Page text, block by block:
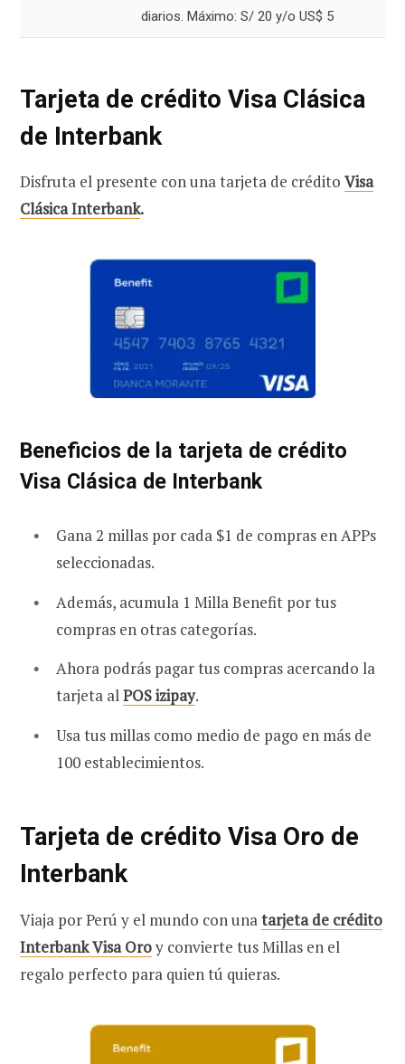
diarios. Máximo: S/ 20 y/o US$ 5
Tarjeta de crédito Visa Clásica
de Interbank
Disfruta el presente con una tarjeta de crédito Visa
Clásica Interbank.
Beneficios de la tarjeta de crédito
Visa Clásica de Interbank
Gana 2 millas por cada $1 de compras en APPs
seleccionadas.
Además, acumula 1 Milla Benefit por tus
compras en otras categorías.
Ahora podrás pagar tus compras acercando la
tarjeta alPOS izipay.
Usa tus millas como medio de pago en más de
100 establecimientos.
Tarjeta de crédito Visa Oro de
Interbank
Viaja por Perú y el mundo con unatarjeta de crédito
Interbank Visa Oroy convierte tus Millas en el
regalo perfecto para quien tú quieras.